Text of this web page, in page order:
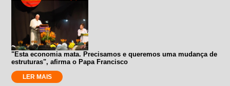
"Esta economia mata. Precisamos e queremos uma mudança de
estruturas", afirma o Papa Francisco
LER MAIS